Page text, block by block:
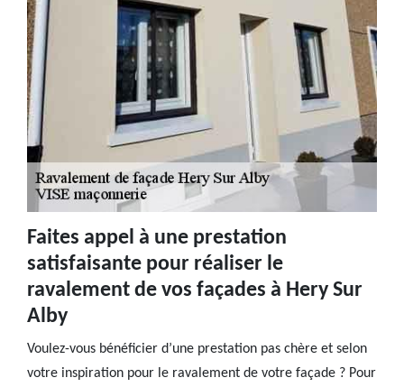
Faites appel à une prestation
satisfaisante pour réaliser le
ravalement de vos façades à Hery Sur
Alby
Voulez-vous bénéficier d’une prestation pas chère et selon
votre inspiration pour le ravalement de votre façade ? Pour